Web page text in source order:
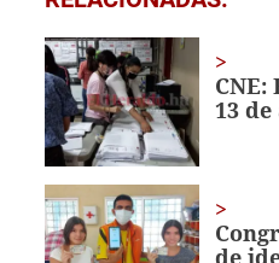
seconds
2
minutes,
0Volume
0%
13
de